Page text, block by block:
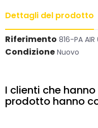
Dettagli del prodotto
Riferimento 816-PA AIR
Condizione Nuovo
I clienti che
prodotto hanno